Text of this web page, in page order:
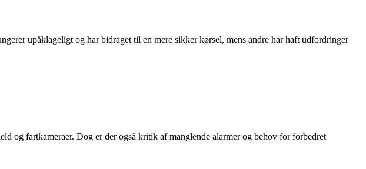
upåklageligt og har bidraget til en mere sikker kørsel, mens andre har haft udfordringer
og fartkameraer. Dog er der også kritik af manglende alarmer og behov for forbedret